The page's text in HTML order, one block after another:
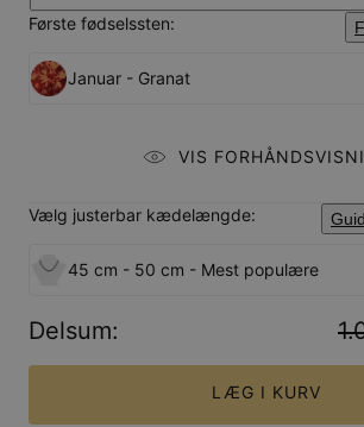
Første fødselssten:
Januar - Granat
VIS
Vælg justerbar kædelængde:
45 cm - 50 cm - Mest populære
Delsum:
LÆG I KURV